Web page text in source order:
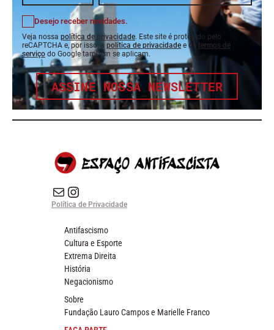
Desejo receber novidades.
Veja nossa política de privacidade. Este site é protegido pelo
reCAPTCHA e, por isso, a política de privacidade e os termos de
serviço do Google também se aplicam.
ASSINE NOSSA NEWSLETTER
E-mail Instagram do Espaço Antifascista
Política de Privacidade
Antifascismo
Cultura e Esporte
Extrema Direita
História
Negacionismo
Sobre
Fundação Lauro Campos e Marielle Franco